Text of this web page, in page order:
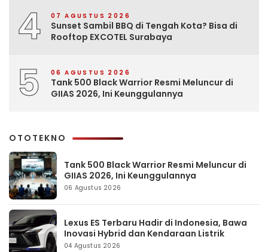
4 07 AGUSTUS 2026
Sunset Sambil BBQ di Tengah Kota? Bisa di
Rooftop EXCOTEL Surabaya
5 06 AGUSTUS 2026
Tank 500 Black Warrior Resmi Meluncur di
GIIAS 2026, Ini Keunggulannya
OTOTEKNO
Tank 500 Black Warrior Resmi Meluncur di
GIIAS 2026, Ini Keunggulannya
06 Agustus 2026
Lexus ES Terbaru Hadir di Indonesia, Bawa
Inovasi Hybrid dan Kendaraan Listrik
04 Agustus 2026